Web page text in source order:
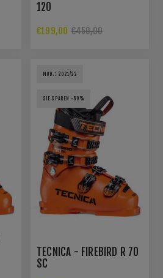
120
€199,00 €450,00
MOD.: 2021/22
SIE SPAREN -60%
TECNICA - FIREBIRD R 70
SC